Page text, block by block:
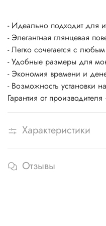
- Идеально подходит для
- Элегантная глянцевая
- Легко сочетается с
- Удобные размеры для
- Экономия времени и
- Возможность установки
Гарантия от
Характеристики
Отзывы